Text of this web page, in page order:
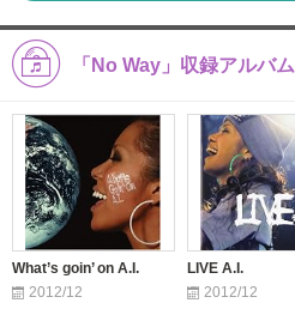
「No Way」収録アルバム
What’s goin’ on A.I.
2012/12
LIVE A.I.
2012/12